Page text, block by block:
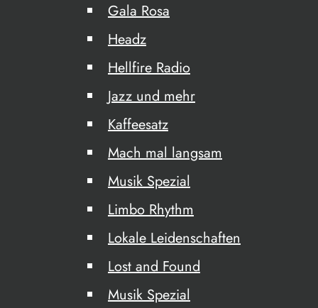
Gala Rosa
Headz
Hellfire Radio
Jazz und mehr
Kaffeesatz
Mach mal langsam
Musik Spezial
Limbo Rhythm
Lokale Leidenschaften
Lost and Found
Musik Spezial